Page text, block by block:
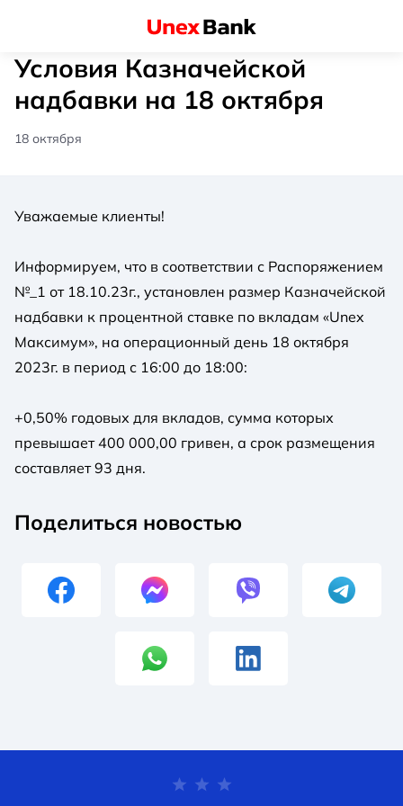
Условия Казначейской
надбавки на 18 октября
18 октября
Уважаемые клиенты!
Информируем, что в соответствии с Распоряжением
№_1 от 18.10.23г., установлен размер Казначейской
надбавки к процентной ставке по вкладам «Unex
Максимум», на операционный день 18 октября
2023г. в период с 16:00 до 18:00:
+0,50% годовых для вкладов, сумма которых
превышает 400 000,00 гривен, а срок размещения
составляет 93 дня.
Поделиться новостью